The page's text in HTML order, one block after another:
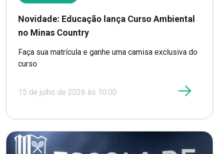
Novidade: Educação lança Curso Ambiental
no Minas Country
Faça sua matrícula e ganhe uma camisa exclusiva do
curso
15 de julho de 2026 às 10:00